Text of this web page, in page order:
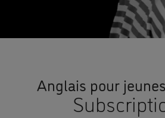
Anglais pour